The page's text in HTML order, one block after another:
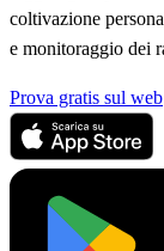
coltivazione
e monitoraggio dei
Prova gratis sul web